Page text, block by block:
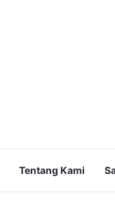
Tentang Kami